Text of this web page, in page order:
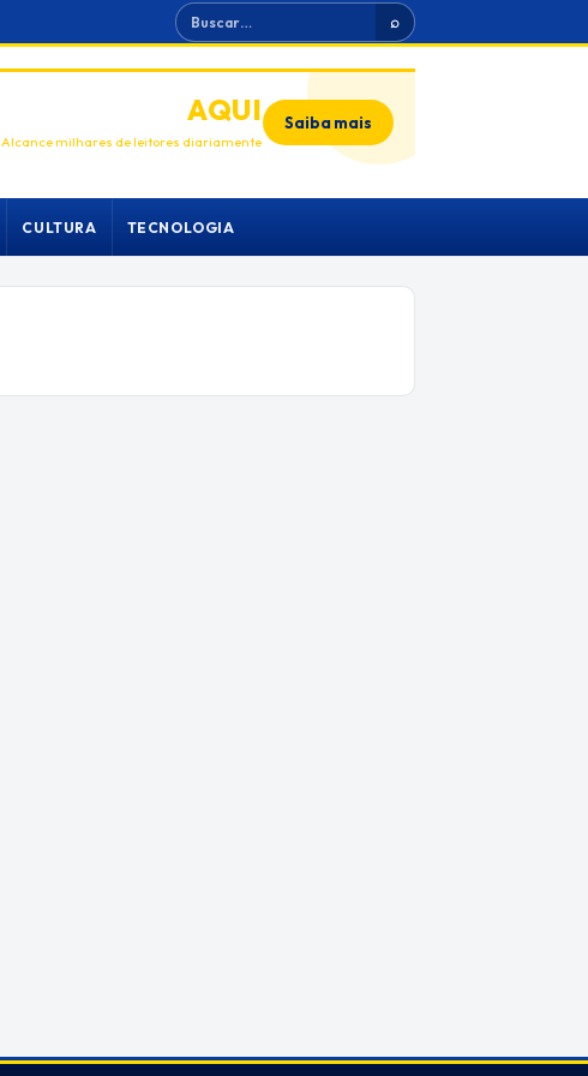
Buscar ⌕
ANUNCIEAQUI
Alcance milhares de leitores diariamente
Saiba mais
CULTURA TECNOLOGIA